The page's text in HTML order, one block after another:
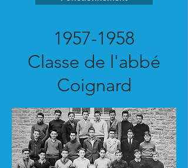
1957-1958
Classe de l'abbé
Coignard